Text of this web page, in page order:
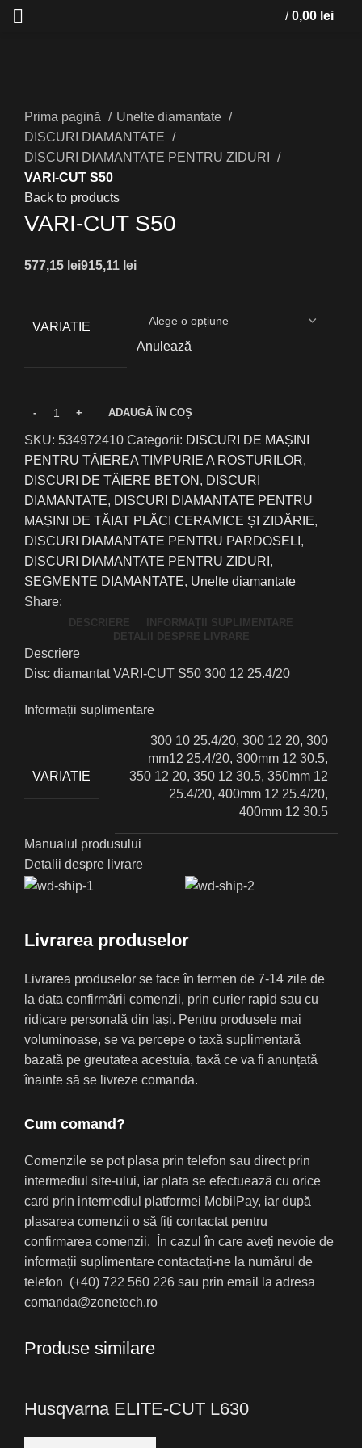
/ 0,00 lei
Prima pagină
Unelte diamantate
DISCURI DIAMANTATE
DISCURI DIAMANTATE PENTRU ZIDURI
VARI-CUT S50
Back to products
VARI-CUT S50
lei lei
VARIATIE
Anulează
ADAUGĂ ÎN COȘ
SKU: 534972410 Categorii: DISCURI DE MAȘINI
PENTRU TĂIEREA TIMPURIE A ROSTURILOR,
DISCURI DE TĂIERE BETON , DISCURI
DIAMANTATE, DISCURI DIAMANTATE PENTRU
MAȘINI DE TĂIAT PLĂCI CERAMICE ȘI ZIDĂRIE,
DISCURI DIAMANTATE PENTRU PARDOSELI ,
DISCURI DIAMANTATE PENTRU ZIDURI ,
SEGMENTE DIAMANTATE, Unelte diamantate
Share:
DESCRIERE
INFORMAȚII SUPLIMENTARE
DETALII DESPRE LIVRARE
Descriere
Disc diamantat VARI-CUT S50 300 12 25.4/20
Informații suplimentare
VARIATIE
300 10 25.4/20, 300 12 20, 300
mm12 25.4/20, 300mm 12 30.5,
350 12 20, 350 12 30.5, 350mm 12
25.4/20, 400mm 12 25.4/20,
400mm 12 30.5
Manualul produsului
Detalii despre livrare
Livrarea produselor
Livrarea produselor se face în termen de 7-14 zile de
la data confirmării comenzii, prin curier rapid sau cu
ridicare personală din Iași. Pentru produsele mai
voluminoase, se va percepe o taxă suplimentară
bazată pe greutatea acestuia, taxă ce va fi anunțată
înainte să se livreze comanda.
Cum comand?
Comenzile se pot plasa prin telefon sau direct prin
intermediul site-ului, iar plata se efectuează cu orice
card prin intermediul platformei MobilPay, iar după
plasarea comenzii o să fiți contactat pentru
confirmarea comenzii. În cazul în care aveți nevoie de
informații suplimentare contactați-ne la numărul de
telefon (+40) 722 560 226 sau prin email la adresa
comanda@zonetech.ro
Produse similare
Husqvarna ELITE-CUT L630